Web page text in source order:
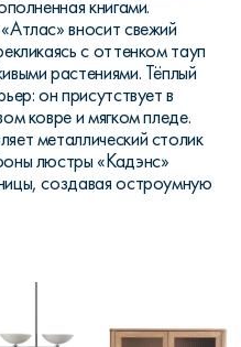
книгами.
вносит свежий
с оттенком тауп
растениями. Тёплый
он присутствует в
ковре и мягком пледе.
металлический столик
люстры «Кадэнс»
создавая остроумную